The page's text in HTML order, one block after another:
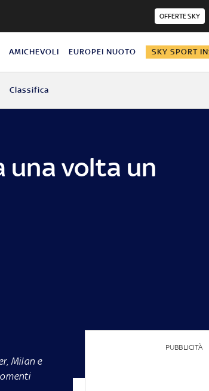
OFFERTE SKY
AMICHEVOLI EUROPEI NUOTO SKY SPORT
Classifica
una volta un
Milan e
PUBBLICITÀ